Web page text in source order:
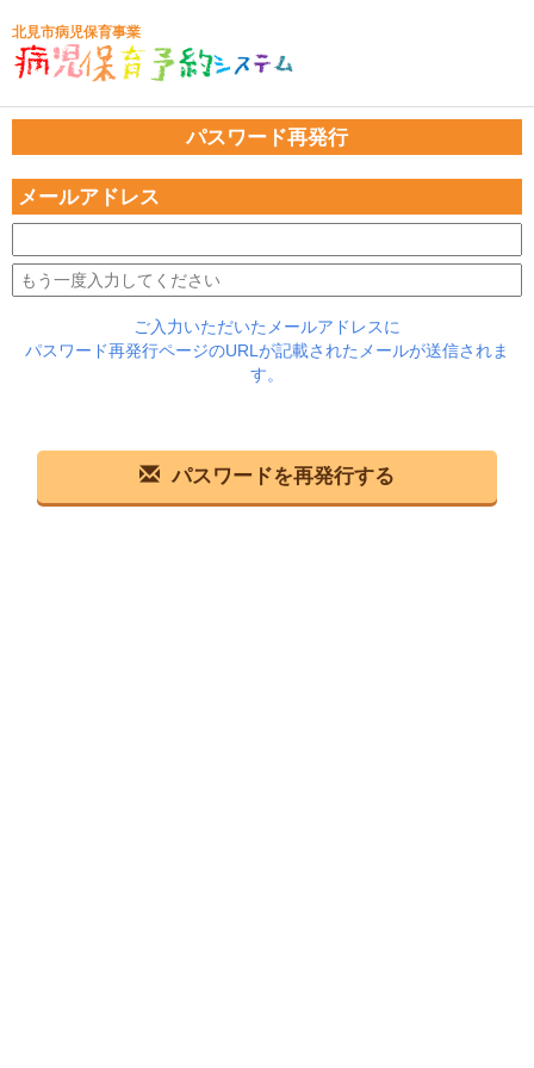
北見市病児保育事業
パスワード再発行
メールアドレス
ご入力いただいたメールアドレスに
パスワード再発行ページのURLが記載されたメールが送信されま
す。
パスワードを再発行する